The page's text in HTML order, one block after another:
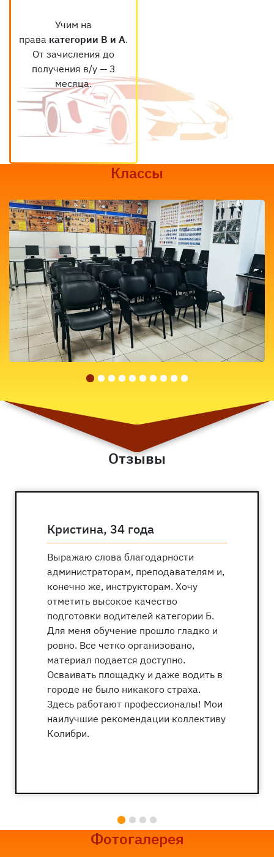
Обучение на права
проводятопытные
педагоги и
инструкторы— 97 %
курсантов сдают
теорию и практику с 1
попытки.
Классы
Отзывы
Андрей, 29 лет
других автошколах Санкт-
Петербурга?! 😱 Цены выше, еще и
бензин отдельно оплачивается. Я уже
умел водить, но нужно было именно
отучиться. Выбрал эту автошколу из-
группы все ребята отстрелялись на
экзаменах с первого раза. Молодцы,
Колибри! Процветания вашему делу!
Фотогалерея